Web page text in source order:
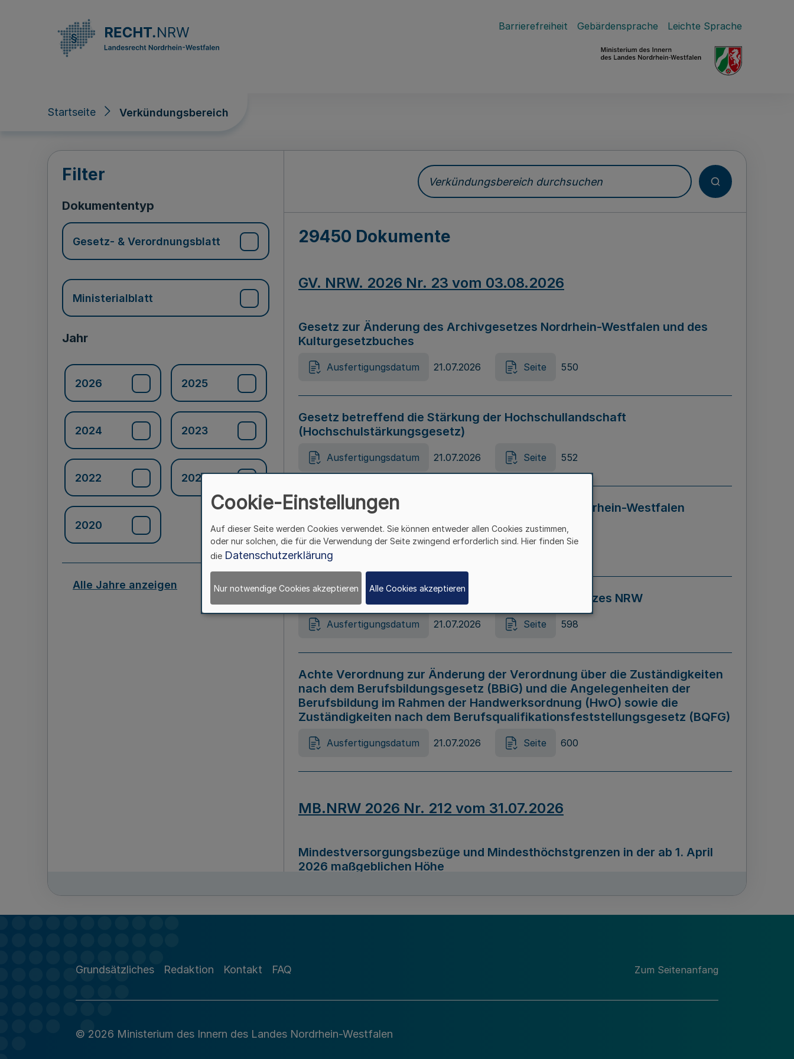
Barrierefreiheit Gebärdensprache Leichte Sprache
Startseite Verkündungsbereich
Verkündungsbereich
Filter
Dokumententyp
Gesetz- & Verordnungsblatt
Ministerialblatt
Jahr
2026 2025
2024 2023
2022 2021
2020
Alle Jahre anzeigen
Verkündungsbereich durchsuchen
29450 Dokumente
GV. NRW. 2026 Nr. 23 vom 03.08.2026
Gesetz zur Änderung des Archivgesetzes Nordrhein-Westfalen und des
Kulturgesetzbuches
Ausfertigungsdatum 21.07.2026 Seite 550
Gesetz betreffend die Stärkung der Hochschullandschaft
(Hochschulstärkungsgesetz)
Ausfertigungsdatum 21.07.2026 Seite 552
Gesetz zur Vermeidung von Diskriminierung in Nordrhein-Westfalen
(Landesantidiskriminierungsgesetz – LADG NRW)
Ausfertigungsdatum 21.07.2026 Seite 595
Gesetz zur Änderung des Online-Casinospiel Gesetzes NRW
Ausfertigungsdatum 21.07.2026 Seite 598
Achte Verordnung zur Änderung der Verordnung über die Zuständigkeiten
nach dem Berufsbildungsgesetz (BBiG) und die Angelegenheiten der
Berufsbildung im Rahmen der Handwerksordnung (HwO) sowie die
Zuständigkeiten nach dem Berufsqualifikationsfeststellungsgesetz (BQFG)
Ausfertigungsdatum 21.07.2026 Seite 600
MB.NRW 2026 Nr. 212 vom 31.07.2026
Mindestversorgungsbezüge und Mindesthöchstgrenzen in der ab 1. April
2026 maßgeblichen Höhe
Richtlinie zur Durchführung des Förderprogramms „Mittelstand Innovativ &
Grundsätzliches Redaktion Kontakt FAQ Zum Seitenanfang
© 2026 Ministerium des Innern des Landes Nordrhein-Westfalen
Cookie-Einstellungen
Auf dieser Seite werden Cookies verwendet. Sie können entweder allen Cookies zustimmen,
oder nur solchen, die für die Verwendung der Seite zwingend erforderlich sind. Hier finden Sie
die Datenschutzerklärung
Nur notwendige Cookies akzeptieren Alle Cookies akzeptieren